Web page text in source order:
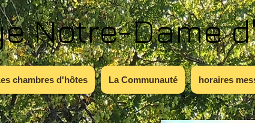
Notre-Dame
chambres d'hôtes La Communauté horaires